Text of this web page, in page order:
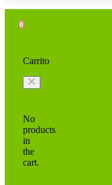
0
Carrito
No
products
in
the
cart.